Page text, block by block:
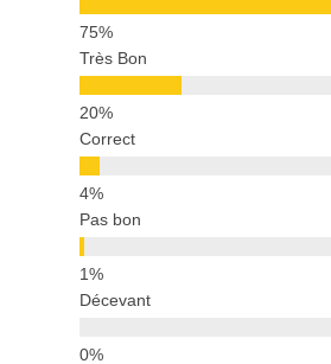
Très Bon
Correct
Pas bon
Décevant